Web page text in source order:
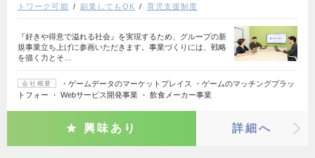
トワーク可能
副業してもOK 育児支援制度
『好きや得意で溢れる社会』を実現するため、グループの新
規事業立ち上げに参画いただきます。事業づくりには、戦略
を描く力とそ…
会社概要
・ゲームデータのマーケットプレイス ・ゲームのマッチングプラッ
トフォー ・ Webサービス開発事業 ・ 飲食メーカー事業
興味あり 詳細へ